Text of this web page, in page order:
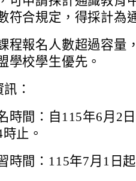
符合規定，得採計為
程報名人數超過容量
學校學生優先。
：
時間：自115年6月2
止。
時間：115年7月1日